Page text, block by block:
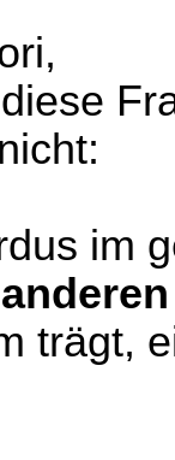
im
anderen
trägt,